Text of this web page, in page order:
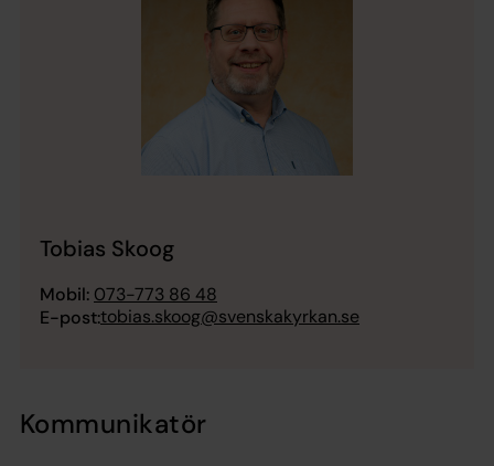
Tobias Skoog
Mobil: 073-773 86 48
E-post:tobias.skoog@svenskakyrkan.se
Kommunikatör